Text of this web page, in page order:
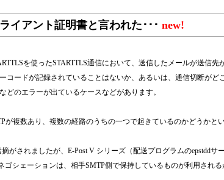
イアント証明書と言われた･･･ new!
を使ったSTARTTLS通信において、送信したメールが送信
コードが記録されていることはないか、あるいは、通信切断が
どのエラーが出ているケースなどがあります。
複数あり、複数の経路のうちの一つで起きているのかどうかと
されましたが、E-Post V シリーズ（配送プログラムのepstdd
シェーションは、相手SMTP側で保持しているものが利用される